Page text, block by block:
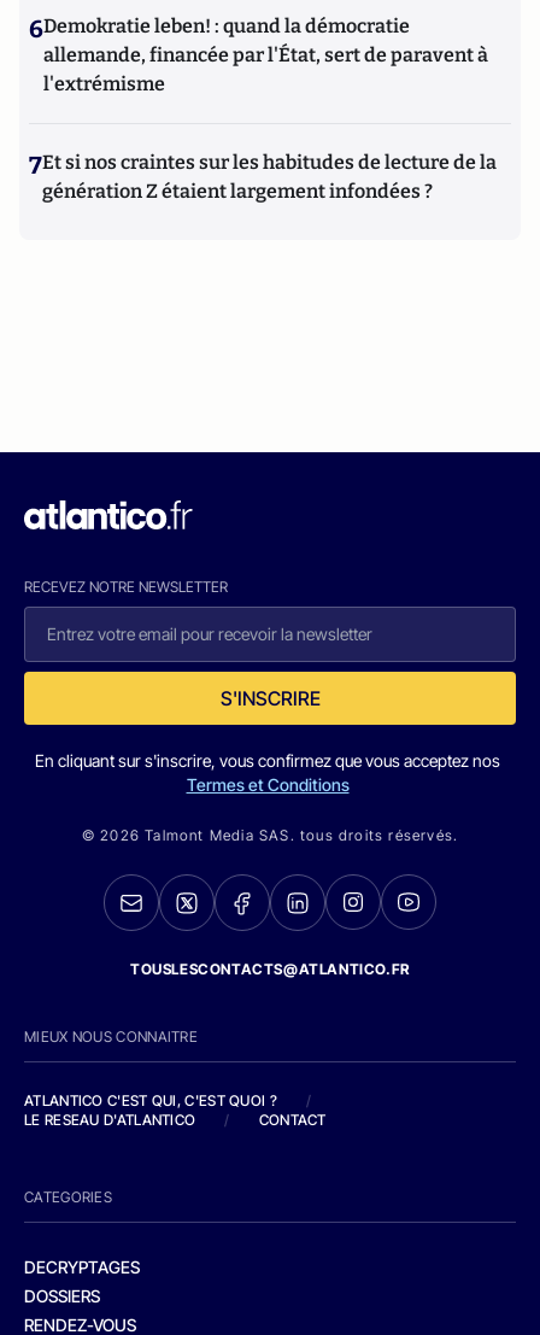
6Demokratie leben! : quand la démocratie
allemande, financée par l'État, sert de paravent à
l'extrémisme
7Et si nos craintes sur les habitudes de lecture de la
génération Z étaient largement infondées ?
RECEVEZ NOTRE NEWSLETTER
S'INSCRIRE
En cliquant sur s'inscrire, vous confirmez que vous acceptez nos
Termes et Conditions
© 2026 Talmont Media SAS. tous droits réservés.
TOUSLESCONTACTS@ATLANTICO.FR
MIEUX NOUS CONNAITRE
ATLANTICO C'EST QUI, C'EST QUOI ?
/
LE RESEAU D'ATLANTICO
/ CONTACT
CATEGORIES
DECRYPTAGES
DOSSIERS
RENDEZ-VOUS